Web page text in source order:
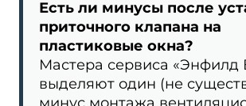
Есть ли минусы после
приточного клапана на
пластиковые окна?
Мастера сервиса «Энфилд
выделяют один (не